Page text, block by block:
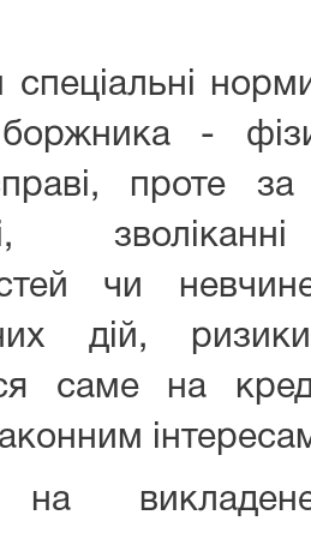
спеціальні
боржника -
проте
чи
дій,
саме на
на